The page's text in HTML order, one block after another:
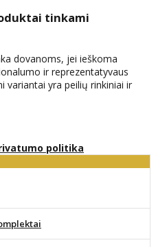
tinkami
dovanoms, jei ieškoma
ir reprezentatyvaus
variantai yra peilių rinkiniai ir
politika